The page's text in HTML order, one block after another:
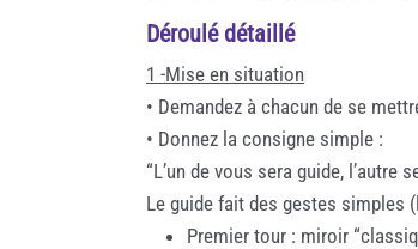
Déroulé détaillé
1 -Mise en situation
• Demandez à chacun de se
• Donnez la consigne simple :
“L’un de vous sera guide, l’autre
Le guide fait des gestes simples
Premier tour : miroir